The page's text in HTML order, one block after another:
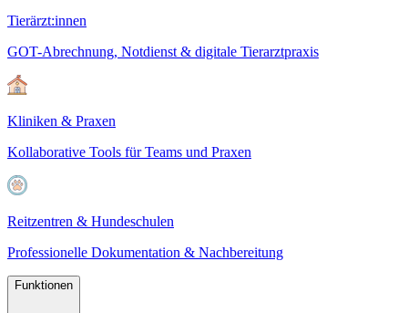
Tierärzt:innen
GOT-Abrechnung, Notdienst & digitale Tierarztpraxis
Kliniken & Praxen
Kollaborative Tools für Teams und Praxen
Reitzentren & Hundeschulen
Professionelle Dokumentation & Nachbereitung
Funktionen